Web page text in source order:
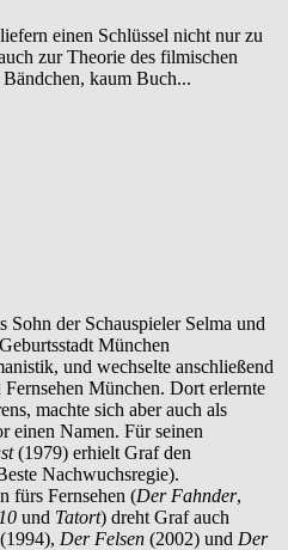
einen Schlüssel nicht nur zu
zur Theorie des filmischen
kaum Buch...
der Schauspieler Selma und
München
und wechselte anschließend
München. Dort erlernte
machte sich aber auch als
einen Namen. Für seinen
(1979) erhielt Graf den
Nachwuchsregie).
fürs Fernsehen (Der Fahnder,
und Tatort) dreht Graf auch
Der Felsen (2002) und Der